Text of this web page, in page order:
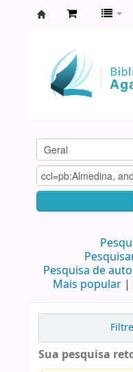
Agamenon
Magalhães
Pesquisa de
Mais popular
Sua pesquisa